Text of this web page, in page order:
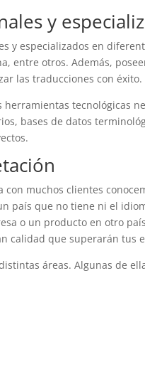
y
y especializados en
entre otros. Además,
las traducciones con éxito.
tecnológicas
bases de datos
con muchos clientes
país que no tiene ni el
o un producto en otro
calidad que superarán tus
áreas. Algunas de